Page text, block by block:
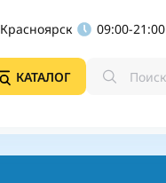
Красноярск 09:00-21:00
КАТАЛОГ